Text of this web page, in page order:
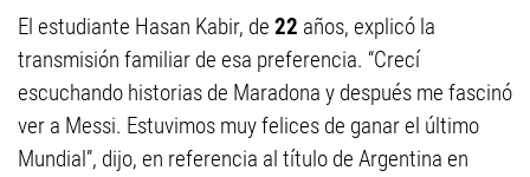
El estudiante Hasan Kabir, de 22 años, explicó la
transmisión familiar de esa preferencia. “Crecí
escuchando historias de Maradona y después me fascinó
ver a Messi. Estuvimos muy felices de ganar el último
Mundial”, dijo, en referencia al título de Argentina en